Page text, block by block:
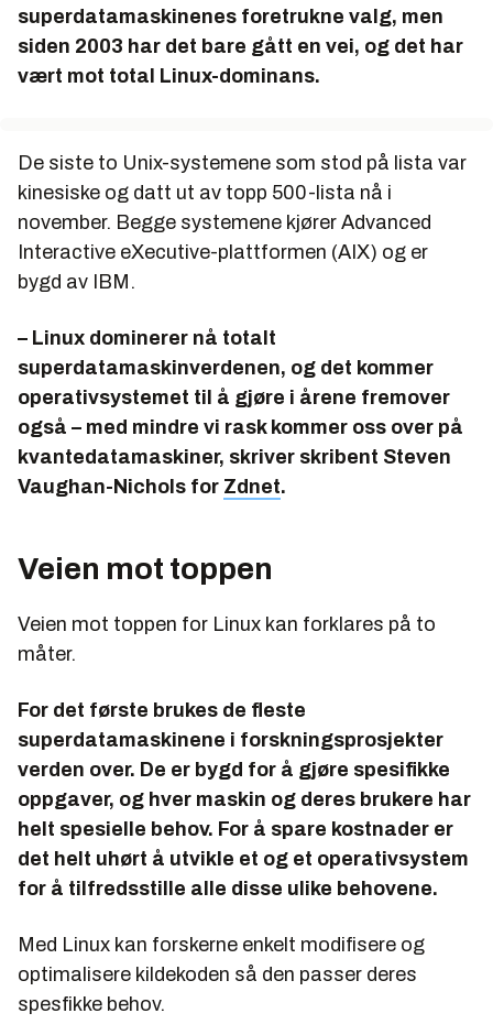
superdatamaskinenes foretrukne valg, men
siden 2003 har det bare gått en vei, og det har
vært mot total Linux-dominans.
De siste to Unix-systemene som stod på lista var
kinesiske og datt ut av topp 500-lista nå i
november. Begge systemene kjører Advanced
Interactive eXecutive-plattformen (AIX) og er
bygd av IBM.
– Linux dominerer nå totalt
superdatamaskinverdenen, og det kommer
operativsystemet til å gjøre i årene fremover
også – med mindre vi rask kommer oss over på
kvantedatamaskiner, skriver skribent Steven
Vaughan-Nichols for Zdnet.
Veien mot toppen
Veien mot toppen for Linux kan forklares på to
måter.
For det første brukes de fleste
superdatamaskinene i forskningsprosjekter
verden over. De er bygd for å gjøre spesifikke
oppgaver, og hver maskin og deres brukere har
helt spesielle behov. For å spare kostnader er
det helt uhørt å utvikle et og et operativsystem
for å tilfredsstille alle disse ulike behovene.
Med Linux kan forskerne enkelt modifisere og
optimalisere kildekoden så den passer deres
spesfikke behov.